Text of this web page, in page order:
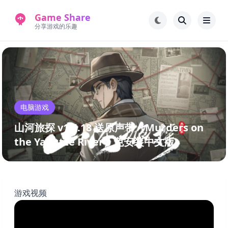
Game Share
分享游戏的乐趣
首页 电脑游戏
手机游戏 常见问题解答
新版游戏站 永久地址
电脑游戏
山河旅探 v1.4.18 送原声带（Murders on
the Yangtze River）免安装中文版
游戏视频